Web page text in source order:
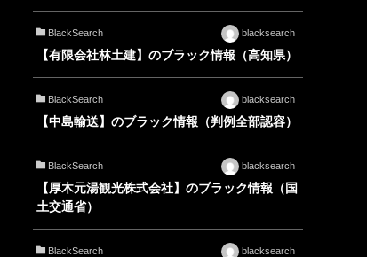
BlackSearch blacksearch
【有限会社林土建】のブラック情報（高知県）
BlackSearch blacksearch
【中島輸送】のブラック情報（判例全部認容）
BlackSearch blacksearch
【厚木元湯観光株式会社】のブラック情報（国
土交通省）
BlackSearch blacksearch